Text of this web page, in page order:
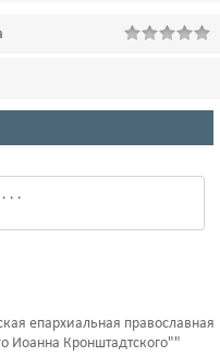
епархиальная православная
Иоанна Кронштадтского""